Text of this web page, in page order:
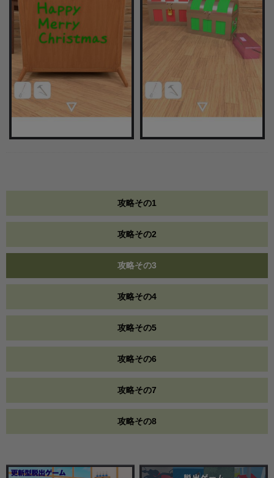
攻略その1
攻略その2
攻略その3
攻略その4
攻略その5
攻略その6
攻略その7
攻略その8